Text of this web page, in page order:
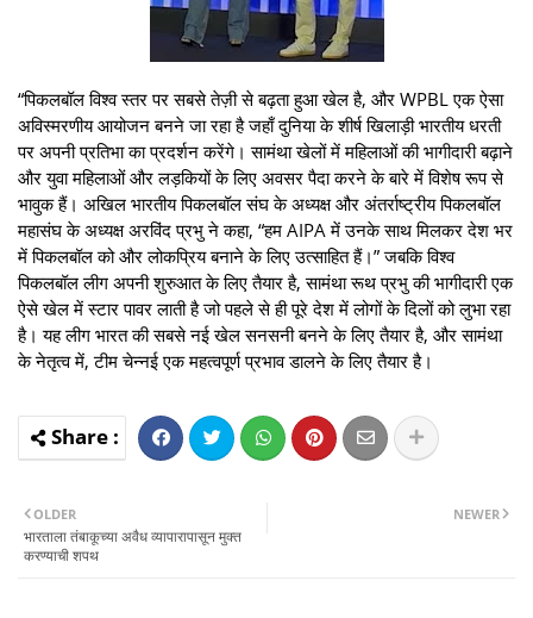
“पिकलबॉल विश्व स्तर पर सबसे तेज़ी से बढ़ता हुआ खेल है, और WPBL एक ऐसा
अविस्मरणीय आयोजन बनने जा रहा है जहाँ दुनिया के शीर्ष खिलाड़ी भारतीय धरती
पर अपनी प्रतिभा का प्रदर्शन करेंगे। सामंथा खेलों में महिलाओं की भागीदारी बढ़ाने
और युवा महिलाओं और लड़कियों के लिए अवसर पैदा करने के बारे में विशेष रूप से
भावुक हैं। अखिल भारतीय पिकलबॉल संघ के अध्यक्ष और अंतर्राष्ट्रीय पिकलबॉल
महासंघ के अध्यक्ष अरविंद प्रभु ने कहा, “हम AIPA में उनके साथ मिलकर देश भर
में पिकलबॉल को और लोकप्रिय बनाने के लिए उत्साहित हैं।” जबकि विश्व
पिकलबॉल लीग अपनी शुरुआत के लिए तैयार है, सामंथा रूथ प्रभु की भागीदारी एक
ऐसे खेल में स्टार पावर लाती है जो पहले से ही पूरे देश में लोगों के दिलों को लुभा रहा
है। यह लीग भारत की सबसे नई खेल सनसनी बनने के लिए तैयार है, और सामंथा
के नेतृत्व में, टीम चेन्नई एक महत्वपूर्ण प्रभाव डालने के लिए तैयार है।
NEWER
OLDER
भारताला तंबाकूच्या अवैध व्यापारापासून मुक्त
करण्याची शपथ